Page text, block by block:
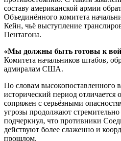
составу американской армии
Объединённого комитета
Кейн, чьё выступление
Пентагона.
«Мы должны быть готовы к
Комитета начальников штабов,
адмиралам США.
По словам высокопоставленного
исторический период
сопряжен с серьёзными
угрозы продолжают
подчеркнул, что противники
действуют более слаженно и
прошлом.